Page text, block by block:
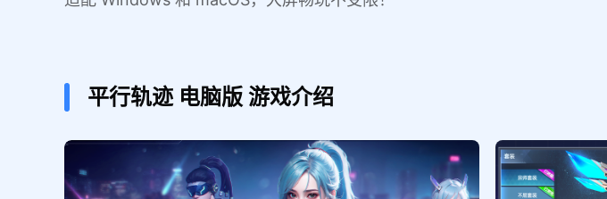
平行轨迹 电脑版 游戏介绍